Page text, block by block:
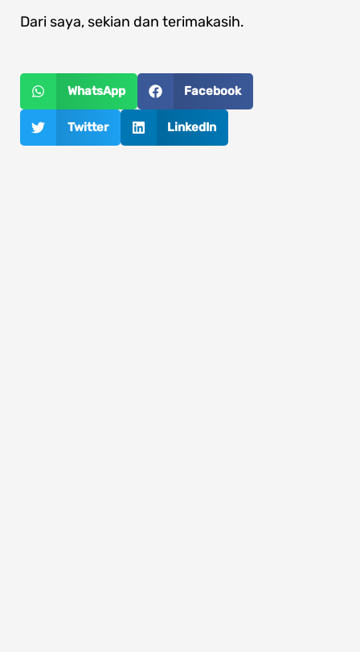
Dari saya, sekian dan terimakasih.
WhatsApp Facebook
Twitter LinkedIn